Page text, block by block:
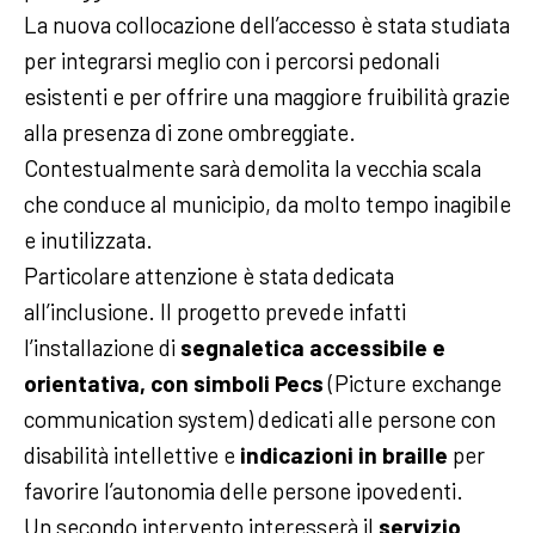
La nuova collocazione dell’accesso è stata studiata
per integrarsi meglio con i percorsi pedonali
esistenti e per offrire una maggiore fruibilità grazie
alla presenza di zone ombreggiate.
Contestualmente sarà demolita la vecchia scala
che conduce al municipio, da molto tempo inagibile
e inutilizzata.
Particolare attenzione è stata dedicata
all’inclusione. Il progetto prevede infatti
l’installazione di segnaletica accessibile e
orientativa, con simboli Pecs(Picture exchange
communication system) dedicati alle persone con
disabilità intellettive e indicazioni in braille per
favorire l’autonomia delle persone ipovedenti.
Un secondo intervento interesserà il servizio